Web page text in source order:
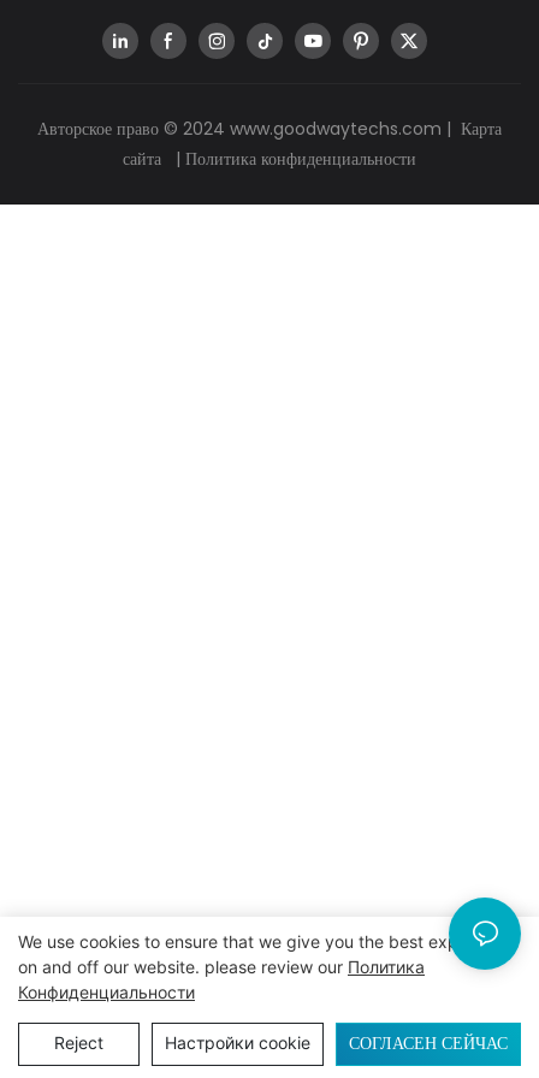
Авторское право © 2024 www.goodwaytechs.com | Карта
сайта
| Политика конфиденциальности
We use cookies to ensure that we give you the best experience
on and off our website. please review our Политика
Конфиденциальности
Reject Настройки cookie СОГЛАСЕН СЕЙЧАС